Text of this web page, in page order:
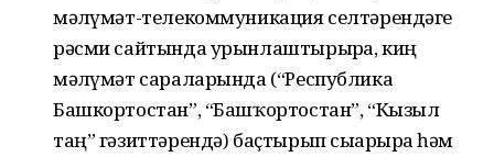
мәғлүмәт-телекоммуникация селтәрендәге
рәсми сайтында урынлаштырырға, киң
мәғлүмәт сараларында (“Республика
Башкортостан”, “Башҡортостан”, “Кызыл
таң” гәзиттәрендә) баҫтырып сығарырға һәм